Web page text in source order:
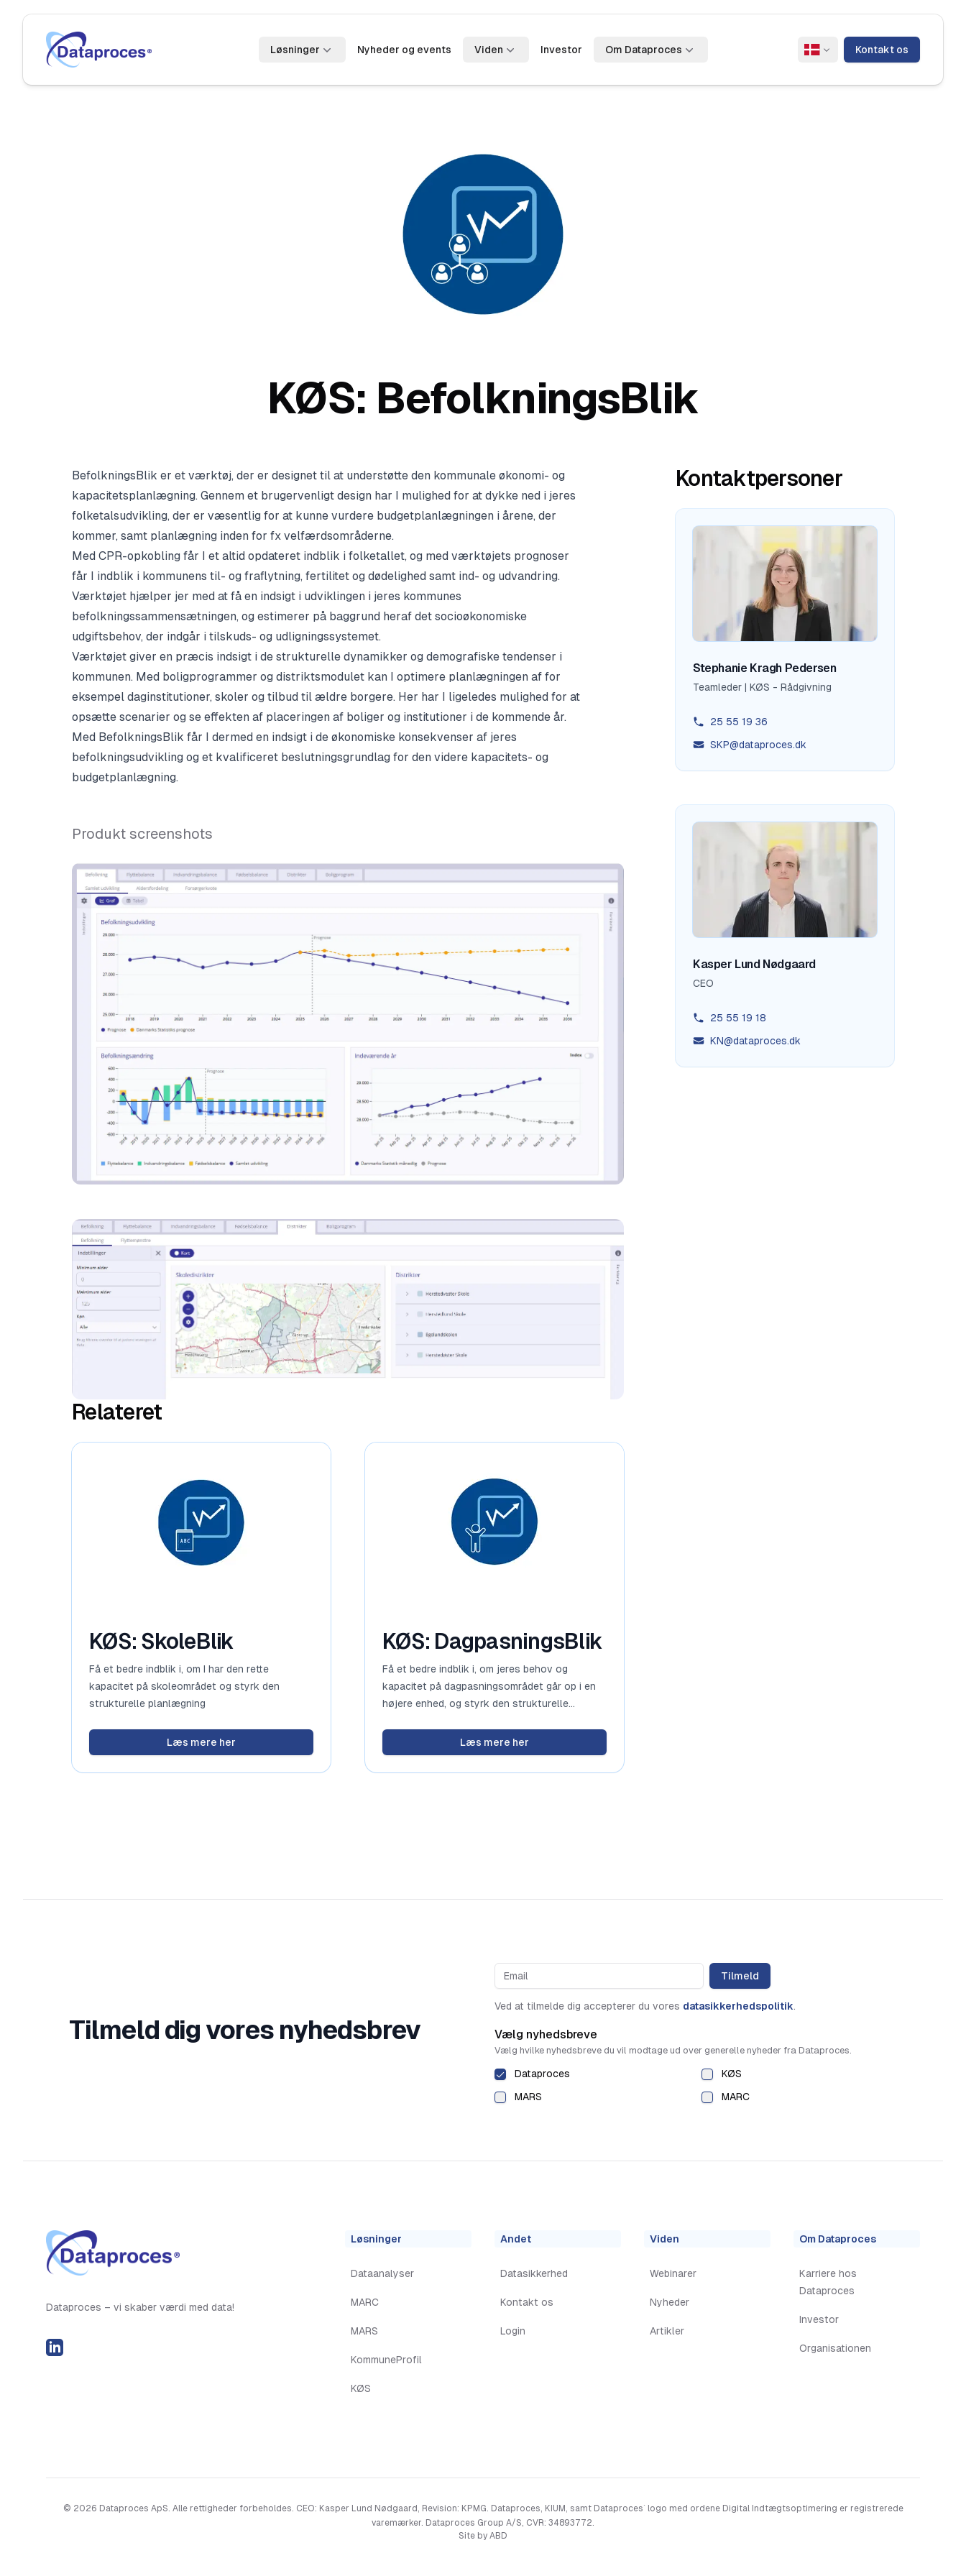
Løsninger Nyheder og events Viden Investor Om Dataproces
Skift sprog
Kontakt os
KØS: BefolkningsBlik
BefolkningsBlik er et værktøj, der er designet til at understøtte den kommunale økonomi- og
kapacitetsplanlægning. Gennem et brugervenligt design har I mulighed for at dykke ned i jeres
folketalsudvikling, der er væsentlig for at kunne vurdere budgetplanlægningen i årene, der
kommer, samt planlægning inden for fx velfærdsområderne.
Med CPR-opkobling får I et altid opdateret indblik i folketallet, og med værktøjets prognoser
får I indblik i kommunens til- og fraflytning, fertilitet og dødelighed samt ind- og udvandring.
Værktøjet hjælper jer med at få en indsigt i udviklingen i jeres kommunes
befolkningssammensætningen, og estimerer på baggrund heraf det socioøkonomiske
udgiftsbehov, der indgår i tilskuds- og udligningssystemet.
Værktøjet giver en præcis indsigt i de strukturelle dynamikker og demografiske tendenser i
kommunen. Med boligprogrammer og distriktsmodulet kan I optimere planlægningen af for
eksempel daginstitutioner, skoler og tilbud til ældre borgere. Her har I ligeledes mulighed for at
opsætte scenarier og se effekten af placeringen af boliger og institutioner i de kommende år.
Med BefolkningsBlik får I dermed en indsigt i de økonomiske konsekvenser af jeres
befolkningsudvikling og et kvalificeret beslutningsgrundlag for den videre kapacitets- og
budgetplanlægning.
Produkt screenshots
Relateret
KØS: SkoleBlik
Få et bedre indblik i, om I har den rette
kapacitet på skoleområdet og styrk den
strukturelle planlægning
Læs mere her
KØS: DagpasningsBlik
Få et bedre indblik i, om jeres behov og
kapacitet på dagpasningsområdet går op i en
højere enhed, og styrk den strukturelle
Læs mere her
Kontaktpersoner
Stephanie Kragh Pedersen
Teamleder | KØS - Rådgivning
25 55 19 36
SKP@dataproces.dk
Kasper Lund Nødgaard
CEO
25 55 19 18
KN@dataproces.dk
Tilmeld dig vores nyhedsbrev
Tilmeld
Ved at tilmelde dig accepterer du vores datasikkerhedspolitik.
Vælg nyhedsbreve
Vælg hvilke nyhedsbreve du vil modtage ud over generelle nyheder fra Dataproces.
Dataproces
KØS
MARS
MARC
Dataproces – vi skaber værdi med data!
LinkedIN
Løsninger
Dataanalyser
MARC
MARS
KommuneProfil
KØS
Andet
Datasikkerhed
Kontakt os
Login
Viden
Webinarer
Nyheder
Artikler
Om Dataproces
Karriere hos
Dataproces
Investor
Organisationen
© 2026 Dataproces ApS. Alle rettigheder forbeholdes. CEO: Kasper Lund Nødgaard, Revision: KPMG. Dataproces, KIUM, samt Dataproces´ logo med ordene Digital Indtægtsoptimering er registrerede
varemærker. Dataproces Group A/S, CVR: 34893772.
Site by ABD